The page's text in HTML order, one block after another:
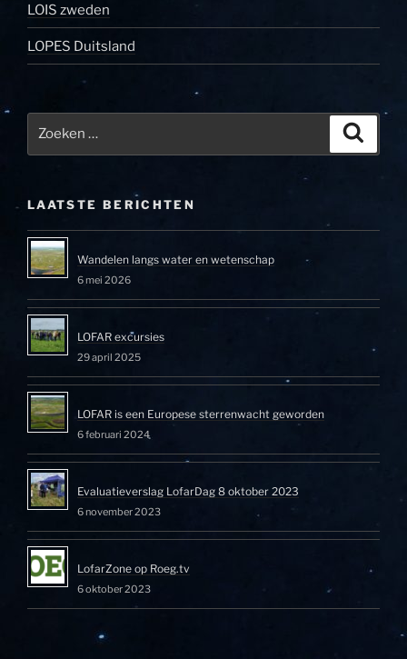
LOIS zweden
LOPES Duitsland
LAATSTE BERICHTEN
Wandelen langs water en wetenschap
6 mei 2026
LOFAR excursies
29 april 2025
LOFAR is een Europese sterrenwacht geworden
6 februari 2024
Evaluatieverslag LofarDag 8 oktober 2023
6 november 2023
LofarZone op Roeg.tv
6 oktober 2023